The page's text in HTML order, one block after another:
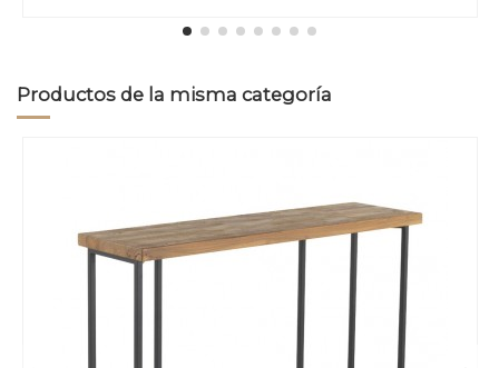
Productos de la misma categoría